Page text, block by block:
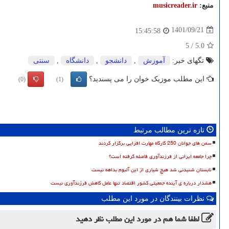
منبع: musicreader.ir
1401/09/21
15:45:58
5.0
/
5
تگهای خبر:
آموزش دانشجو دانشگاه سنتی
این مطلب موزیک خوان را می پسندید؟ (1)
(0)
تازه ترین مطالب مرتبط
سمن های جوانان 250 کارگاه مهارت افزایی برگزار کردند
چرا جامعه ایرانی از فرزندآوری فاصله گرفته است؟
تابستان شنیدنی شد هیچ شیاری از این آلبوم بداهه نیست
هشدار درباره ی آینده جمعیتی کشور اقتصاد تنها عامل کاهش فرزندآوری نیست
نظرات بینندگان در مورد این مطلب
لطفا شما همدر مورد این مطلبنظر دهید